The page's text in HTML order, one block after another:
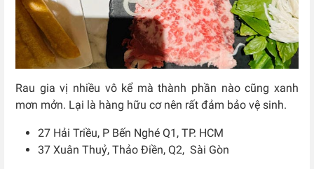
Rau gia vị nhiều vô kể mà thành phần nào cũng xanh
mơn mởn. Lại là hàng hữu cơ nên rất đảm bảo vệ sinh.
27 Hải Triều, P Bến Nghé Q1, TP. HCM
37 Xuân Thuỷ, Thảo Điền, Q2, Sài Gòn